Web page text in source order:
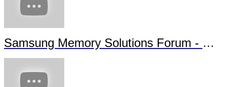
Samsung Memory Solutions Forum - Future Technology